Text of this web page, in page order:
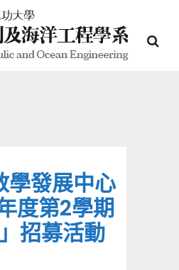
學發展中心
年度第2學期
招募活動